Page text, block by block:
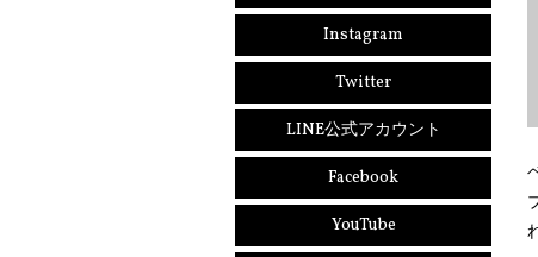
Instagram
Twitter
LINE公式アカウント
Facebook
YouTube